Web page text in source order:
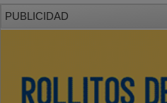
PUBLICIDAD